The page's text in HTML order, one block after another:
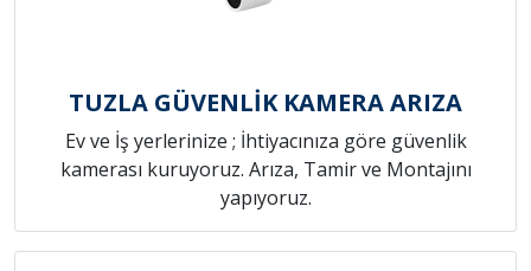
TUZLA GÜVENLİK KAMERA ARIZA
Ev ve İş yerlerinize ; İhtiyacınıza göre güvenlik
kamerası kuruyoruz. Arıza, Tamir ve Montajını
yapıyoruz.